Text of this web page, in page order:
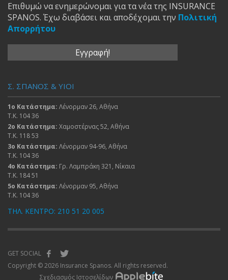
Επιθυμώ να ενημερώνομαι για τα νέα της INSURANCE
SPANOS. Έχω διαβάσει και αποδέχομαι την Πολιτική
Απορρήτου
Σ. ΣΠΑΝΟΣ & ΥΙΟΙ
1ο Κατάστημα: Λένορμαν 26, Αθήνα
Τ.Κ. 104 36
2ο Κατάστημα: Χαμοστέρνας 52, Αθήνα
Τ.Κ. 118 53
3ο Κατάστημα: Λένορμαν 94-96, Αθήνα
Τ.Κ. 104 36
4ο Κατάστημα: Γρ. Λαμπράκη 321, Νίκαια
Τ.Κ. 184 51
5ο Κατάστημα: Λένορμαν 95, Αθήνα
Τ.Κ. 104 36
ΤΗΛ. ΚΕΝΤΡΟ: 210 51 20 005
GET SOCIAL
Copyright © 2026 Insurance Spanos. All rights reserved.
Σχεδιασμός Ιστοσελίδων